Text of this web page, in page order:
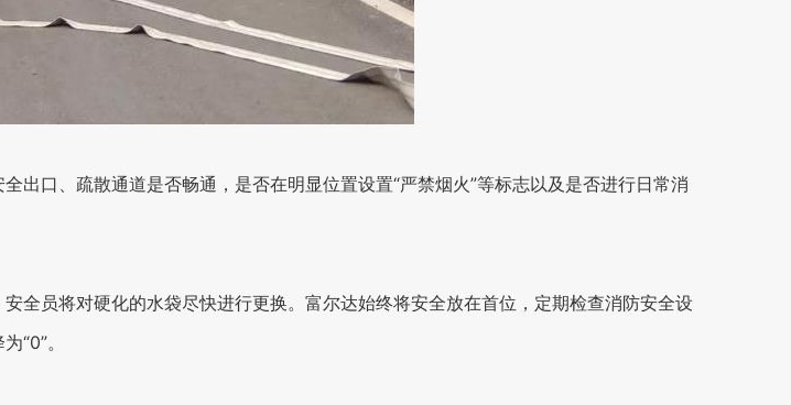
出口、疏散通道是否畅通，是否在明显位置设置“严禁烟火”等标志以及是否进行日常消
全员将对硬化的水袋尽快进行更换。富尔达始终将安全放在首位，定期检查消防安全设
“0”。